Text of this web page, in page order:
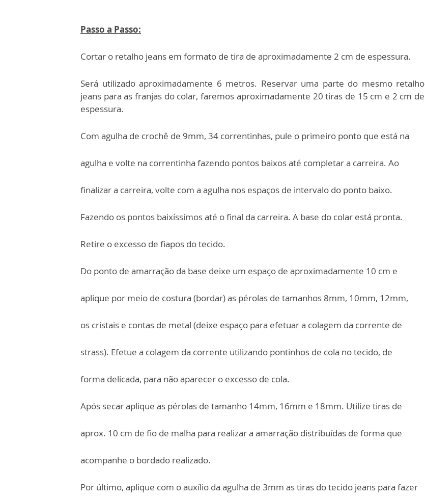
Passo a Passo:
Cortar o retalho jeans em formato de tira de aproximadamente 2 cm de espessura.
Será utilizado aproximadamente 6 metros. Reservar uma parte do mesmo retalho
jeans para as franjas do colar, faremos aproximadamente 20 tiras de 15 cm e 2 cm de
espessura.
Com agulha de crochê de 9mm, 34 correntinhas, pule o primeiro ponto que está na
agulha e volte na correntinha fazendo pontos baixos até completar a carreira. Ao
finalizar a carreira, volte com a agulha nos espaços de intervalo do ponto baixo.
Fazendo os pontos baixíssimos até o final da carreira. A base do colar está pronta.
Retire o excesso de fiapos do tecido.
Do ponto de amarração da base deixe um espaço de aproximadamente 10 cm e
aplique por meio de costura (bordar) as pérolas de tamanhos 8mm, 10mm, 12mm,
os cristais e contas de metal (deixe espaço para efetuar a colagem da corrente de
strass). Efetue a colagem da corrente utilizando pontinhos de cola no tecido, de
forma delicada, para não aparecer o excesso de cola.
Após secar aplique as pérolas de tamanho 14mm, 16mm e 18mm. Utilize tiras de
aprox. 10 cm de fio de malha para realizar a amarração distribuídas de forma que
acompanhe o bordado realizado.
Por último, aplique com o auxílio da agulha de 3mm as tiras do tecido jeans para fazer